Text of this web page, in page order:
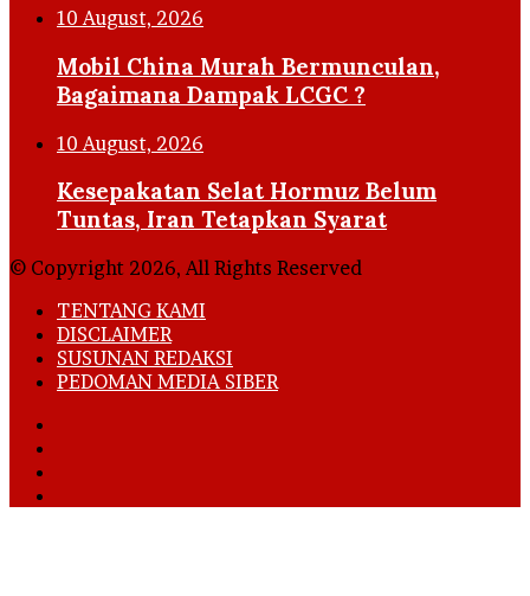
10 August, 2026
Mobil China Murah Bermunculan,
Bagaimana Dampak LCGC ?
10 August, 2026
Kesepakatan Selat Hormuz Belum
Tuntas, Iran Tetapkan Syarat
© Copyright 2026, All Rights Reserved
TENTANG KAMI
DISCLAIMER
SUSUNAN REDAKSI
PEDOMAN MEDIA SIBER